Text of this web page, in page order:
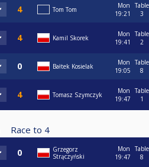
Tom Tom
Mon
19:21
Table
3
Kamil Skorek
Mon
19:41
Table
2
Bałtek Kosielak
Mon
19:05
Table
8
Tomasz Szymczyk
Mon
19:47
Table
1
Race to 4
Grzegorz
Strączyński
Mon
19:47
Table
8